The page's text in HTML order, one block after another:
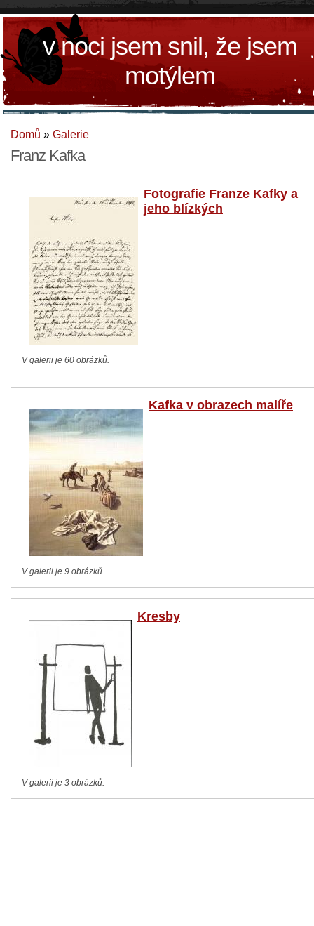
v noci jsem snil, že jsem
motýlem
Domů » Galerie
Franz Kafka
Fotografie Franze Kafky a
jeho blízkých
V galerii je 60 obrázků.
Kafka v obrazech malíře
V galerii je 9 obrázků.
Kresby
V galerii je 3 obrázků.